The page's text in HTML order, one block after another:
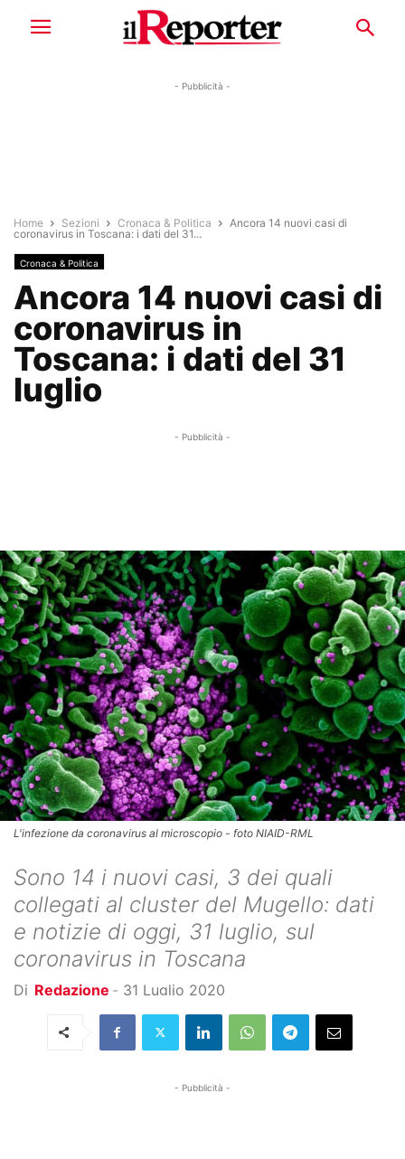
- Pubblicità -
Home Sezioni Cronaca & Politica
Ancora 14 nuovi casi di
coronavirus in Toscana: i dati del 31...
Cronaca & Politica
Ancora 14 nuovi casi di
coronavirus in
Toscana: i dati del 31
luglio
- Pubblicità -
L'infezione da coronavirus al microscopio - foto NIAID-RML
Sono 14 i nuovi casi, 3 dei quali
collegati al cluster del Mugello: dati
e notizie di oggi, 31 luglio, sul
coronavirus in Toscana
Di Redazione - 31 Luglio 2020
- Pubblicità -